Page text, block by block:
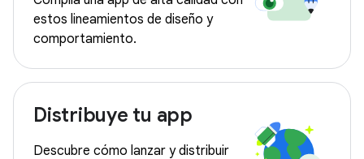
estos lineamientos de diseño y
comportamiento.
Distribuye tu app
Descubre cómo lanzar y distribuir